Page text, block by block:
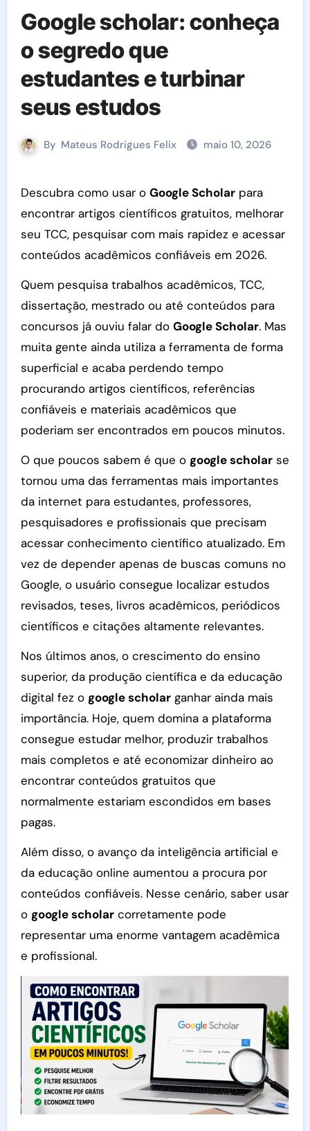
Google scholar: conheça
o segredo que
estudantes e turbinar
seus estudos
By Mateus Rodrigues Felix maio 10, 2026
Descubra como usar o Google Scholarpara
encontrar artigos científicos gratuitos, melhorar
seu TCC, pesquisar com mais rapidez e acessar
conteúdos acadêmicos confiáveis em 2026.
Quem pesquisa trabalhos acadêmicos, TCC,
dissertação, mestrado ou até conteúdos para
concursos já ouviu falar do Google Scholar. Mas
muita gente ainda utiliza a ferramenta de forma
superficial e acaba perdendo tempo
procurando artigos científicos, referências
confiáveis e materiais acadêmicos que
poderiam ser encontrados em poucos minutos.
O que poucos sabem é que o google scholarse
tornou uma das ferramentas mais importantes
da internet para estudantes, professores,
pesquisadores e profissionais que precisam
acessar conhecimento científico atualizado. Em
vez de depender apenas de buscas comuns no
Google, o usuário consegue localizar estudos
revisados, teses, livros acadêmicos, periódicos
científicos e citações altamente relevantes.
Nos últimos anos, o crescimento do ensino
superior, da produção científica e da educação
digital fez o google scholarganhar ainda mais
importância. Hoje, quem domina a plataforma
consegue estudar melhor, produzir trabalhos
mais completos e até economizar dinheiro ao
encontrar conteúdos gratuitos que
normalmente estariam escondidos em bases
pagas.
Além disso, o avanço da inteligência artificial e
da educação online aumentou a procura por
conteúdos confiáveis. Nesse cenário, saber usar
o google scholarcorretamente pode
representar uma enorme vantagem acadêmica
e profissional.